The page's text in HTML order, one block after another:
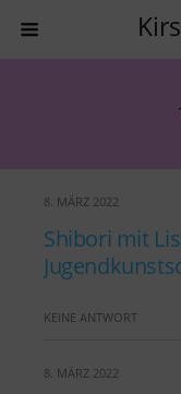
8. MÄRZ 2022
Shibori mit
KEINE ANTWORT
8. MÄRZ 2022